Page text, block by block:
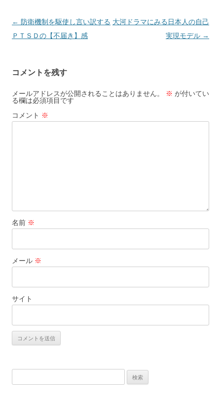
投
稿
ゲ
ー
シ
ョ
← 防衛機制を駆使し言い訳する
ＰＴＳＤの【不届き】感
大河ドラマにみる日本人の自己
実現モデル →
コメントを残す
メールアドレスが公開されることはありません。 ※ が付いてい
る欄は必須項目です
コメント ※
名前 ※
メール ※
サイト
索: